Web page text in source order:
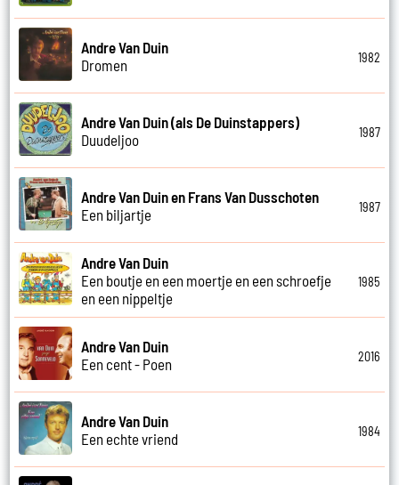
Andre Van Duin
Dromen
1982
Andre Van Duin (als De Duinstappers)
Duudeljoo
1987
Andre Van Duin en Frans Van Dusschoten
Een biljartje
1987
Andre Van Duin
Een boutje en een moertje en een schroefje
en een nippeltje
1985
Andre Van Duin
Een cent - Poen
2016
Andre Van Duin
Een echte vriend
1984